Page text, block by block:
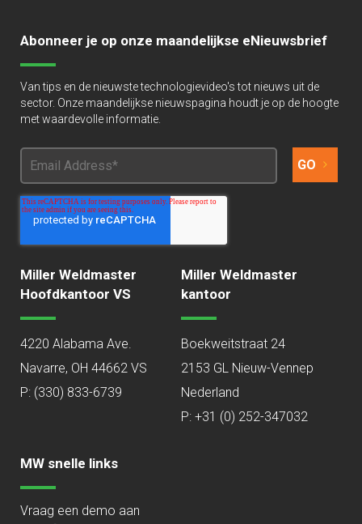
Abonneer je op onze maandelijkse eNieuwsbrief
Van tips en de nieuwste technologievideo's tot nieuws uit de
sector. Onze maandelijkse nieuwspagina houdt je op de hoogte
met waardevolle informatie.
Miller Weldmaster
Hoofdkantoor VS
4220 Alabama Ave.
Navarre, OH 44662 VS
P: (330) 833-6739
Miller Weldmaster
kantoor
Boekweitstraat 24
2153 GL Nieuw-Vennep
Nederland
P: +31 (0) 252-347032
MW snelle links
Vraag een demo aan